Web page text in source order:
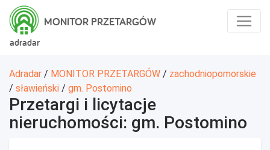
adradar
MONITOR PRZETARGÓW
Adradar / MONITOR PRZETARGÓW / zachodniopomorskie
/ sławieński / gm. Postomino
Przetargi i licytacje
nieruchomości: gm. Postomino